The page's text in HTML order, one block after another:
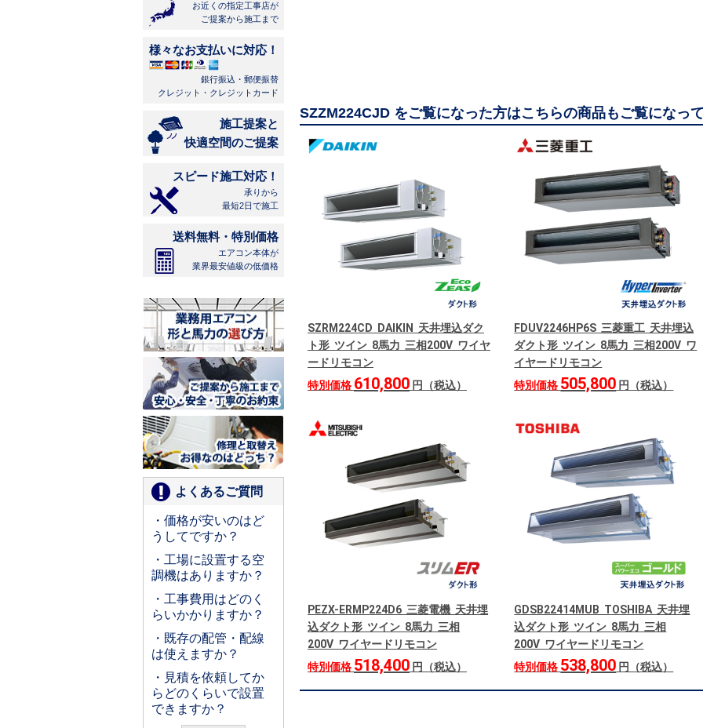
お近くの指定工事店が
ご提案から施工まで
様々なお支払いに対応！
銀行振込・郵便振替
クレジット・クレジットカード
施工提案と
快適空間のご提案
スピード施工対応！
承りから
最短2日で施工
送料無料・特別価格
エアコン本体が
業界最安値級の低価格
よくあるご質問
・価格が安いのはど
うしてですか？
・工場に設置する空
調機はありますか？
・工事費用はどのく
らいかかりますか？
・既存の配管・配線
は使えますか？
・見積を依頼してか
らどのくらいで設置
できますか？
SZZM224CJD をご覧になった方はこちらの商品もご覧になっ
SZRM224CD DAIKIN 天井埋込ダク
ト形 ツイン 8馬力 三相200V ワイヤ
ードリモコン
特別価格 610,800 円（税込）
FDUV2246HP6S 三菱重工 天井埋込
ダクト形 ツイン 8馬力 三相200V ワ
イヤードリモコン
特別価格 505,800 円（税込）
PEZX-ERMP224D6 三菱電機 天井埋
込ダクト形 ツイン 8馬力 三相
200V ワイヤードリモコン
特別価格 518,400 円（税込）
GDSB22414MUB TOSHIBA 天井埋
込ダクト形 ツイン 8馬力 三相
200V ワイヤードリモコン
特別価格 538,800 円（税込）